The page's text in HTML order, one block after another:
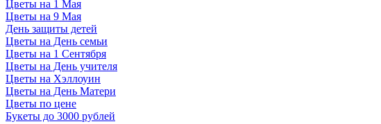
Цветы на 1 Мая
Цветы на 9 Мая
День защиты детей
Цветы на День семьи
Цветы на 1 Сентября
Цветы на День учителя
Цветы на Хэллоуин
Цветы на День Матери
Цветы по цене
Букеты до 3000 рублей